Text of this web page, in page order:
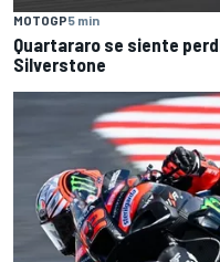
MOTOGP5 min
Quartararo se siente
Silverstone